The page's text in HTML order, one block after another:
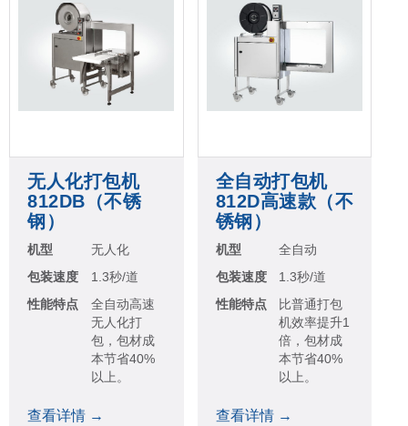
无人化打包机
812DB（不锈
钢）
机型
无人化
包装速度
1.3秒/道
性能特点
全自动高速
无人化打
包，包材成
本节省40%
以上。
查看详情 →
全自动打包机
812D高速款（不
锈钢）
机型
全自动
包装速度
1.3秒/道
性能特点
比普通打包
机效率提升1
倍，包材成
本节省40%
以上。
查看详情 →